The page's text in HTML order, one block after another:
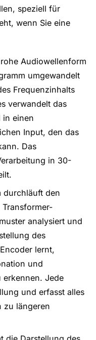
speziell für
wenn Sie eine
Audiowellenform
umgewandelt
Frequenzinhalts
verwandelt das
in einen
Input, den das
Das
in 30-
durchläuft den
analysiert und
des
lernt,
und
erkennen. Jede
und erfasst alles
zu längeren